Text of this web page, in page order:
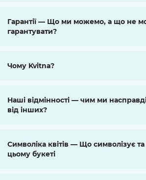
Гарантії — Що ми можемо, а що не
гарантувати?
Чому Kvitna?
Наші відмінності — чим ми
від інших?
Символіка квітів — Що символізує
цьому букеті